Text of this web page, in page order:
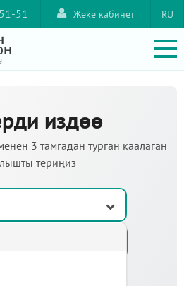
51 RU
Жеке кабинет
издөө
3 тамгадан турган каалаган
териңиз